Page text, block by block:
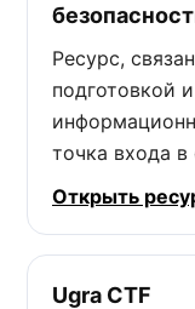
Ресурс,
подготовкой
точка входа
Открыть
Ugra CTF